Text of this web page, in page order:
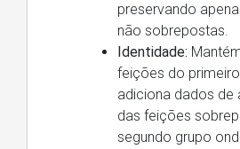
preservando
não sobrepostas.
Identidade:
feições do
adiciona dados de
das feições
segundo grupo